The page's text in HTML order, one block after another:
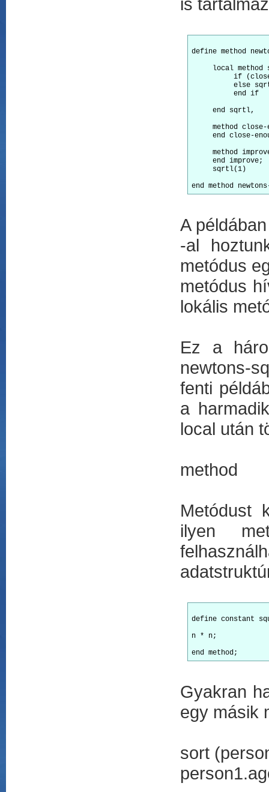
define method
local method
if
else
          end if
     end sqrtl,
method
end close-
method
     end improve;
     sqrtl(1)
A
-al
metódus
metódus
lokális
Ez a
newtons-
fenti
a
local után
method
Metódust
ilyen
define constant
n * n;
Gyakran
egy másik
sort